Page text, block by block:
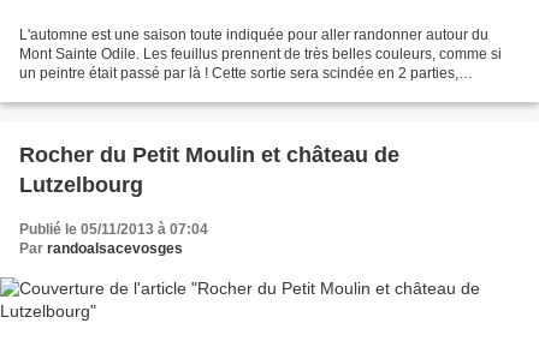
L'automne est une saison toute indiquée pour aller randonner autour du
Mont Sainte Odile. Les feuillus prennent de très belles couleurs, comme si
un peintre était passé par là ! Cette sortie sera scindée en 2 parties,
Rocher du Petit Moulin et château de
Lutzelbourg
Publié le 05/11/2013 à 07:04
Par randoalsacevosges